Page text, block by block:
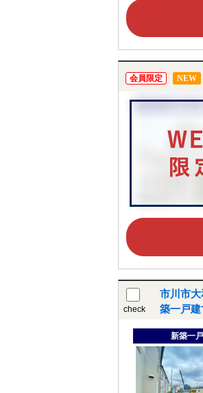
会員限定 NEW
check
市川市
築一戸建
新築一